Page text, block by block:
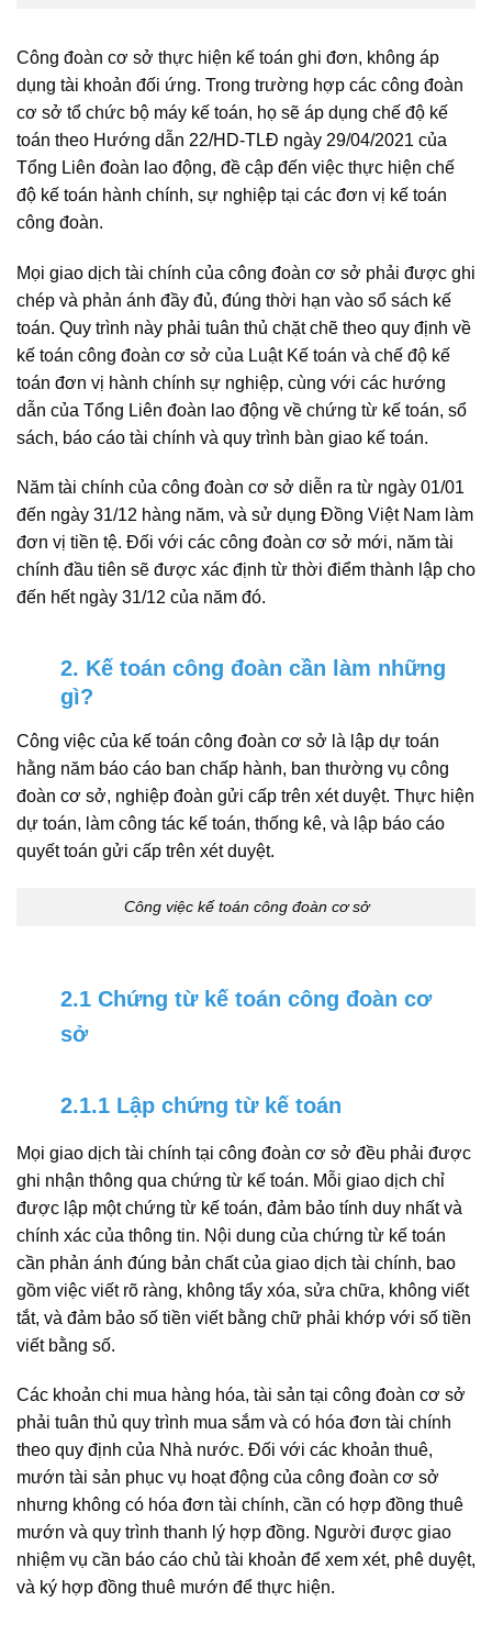
Công đoàn cơ sở thực hiện kế toán ghi đơn, không áp
dụng tài khoản đối ứng. Trong trường hợp các công đoàn
cơ sở tổ chức bộ máy kế toán, họ sẽ áp dụng chế độ kế
toán theo Hướng dẫn 22/HD-TLĐ ngày 29/04/2021 của
Tổng Liên đoàn lao động, đề cập đến việc thực hiện chế
độ kế toán hành chính, sự nghiệp tại các đơn vị kế toán
công đoàn.
Mọi giao dịch tài chính của công đoàn cơ sở phải được ghi
chép và phản ánh đầy đủ, đúng thời hạn vào sổ sách kế
toán. Quy trình này phải tuân thủ chặt chẽ theo quy định về
kế toán công đoàn cơ sở của Luật Kế toán và chế độ kế
toán đơn vị hành chính sự nghiệp, cùng với các hướng
dẫn của Tổng Liên đoàn lao động về chứng từ kế toán, sổ
sách, báo cáo tài chính và quy trình bàn giao kế toán.
Năm tài chính của công đoàn cơ sở diễn ra từ ngày 01/01
đến ngày 31/12 hàng năm, và sử dụng Đồng Việt Nam làm
đơn vị tiền tệ. Đối với các công đoàn cơ sở mới, năm tài
chính đầu tiên sẽ được xác định từ thời điểm thành lập cho
đến hết ngày 31/12 của năm đó.
2. Kế toán công đoàn cần làm những
gì?
Công việc của kế toán công đoàn cơ sở là lập dự toán
hằng năm báo cáo ban chấp hành, ban thường vụ công
đoàn cơ sở, nghiệp đoàn gửi cấp trên xét duyệt. Thực hiện
dự toán, làm công tác kế toán, thống kê, và lập báo cáo
quyết toán gửi cấp trên xét duyệt.
Công việc kế toán công đoàn cơ sở
2.1 Chứng từ kế toán công đoàn cơ
sở
2.1.1 Lập chứng từ kế toán
Mọi giao dịch tài chính tại công đoàn cơ sở đều phải được
ghi nhận thông qua chứng từ kế toán. Mỗi giao dịch chỉ
được lập một chứng từ kế toán, đảm bảo tính duy nhất và
chính xác của thông tin. Nội dung của chứng từ kế toán
cần phản ánh đúng bản chất của giao dịch tài chính, bao
gồm việc viết rõ ràng, không tẩy xóa, sửa chữa, không viết
tắt, và đảm bảo số tiền viết bằng chữ phải khớp với số tiền
viết bằng số.
Các khoản chi mua hàng hóa, tài sản tại công đoàn cơ sở
phải tuân thủ quy trình mua sắm và có hóa đơn tài chính
theo quy định của Nhà nước. Đối với các khoản thuê,
mướn tài sản phục vụ hoạt động của công đoàn cơ sở
nhưng không có hóa đơn tài chính, cần có hợp đồng thuê
mướn và quy trình thanh lý hợp đồng. Người được giao
nhiệm vụ cần báo cáo chủ tài khoản để xem xét, phê duyệt,
và ký hợp đồng thuê mướn để thực hiện.